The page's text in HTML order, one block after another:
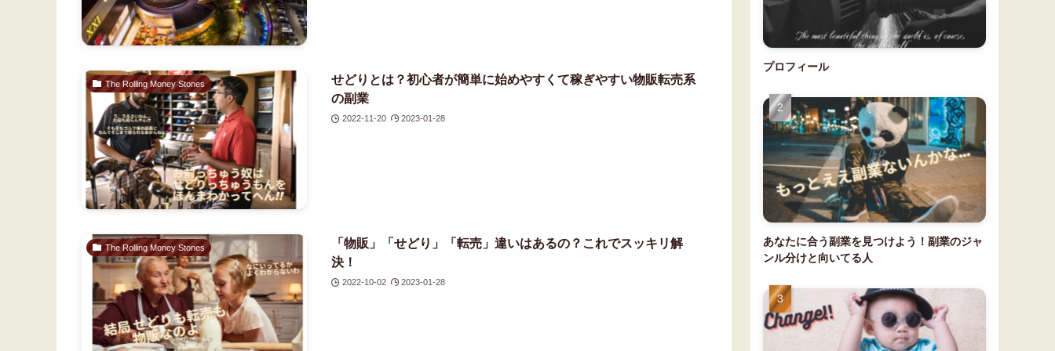
The Rolling Money Stones
せどりとは？初心者が簡単に始めやすくて稼ぎやすい物販転売系
の副業
2022-11-20 2023-01-28
The Rolling Money Stones
「物販」「せどり」「転売」違いはあるの？これでスッキリ解
決！
2022-10-02 2023-01-28
プロフィール
あなたに合う副業を見つけよう！副業のジャ
ンル分けと向いてる人